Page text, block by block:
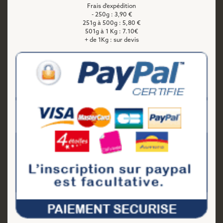
Frais d'expédition
- 250g : 3,90 €
251g à 500g : 5,80 €
501g à 1 Kg : 7.10€
+ de 1Kg : sur devis